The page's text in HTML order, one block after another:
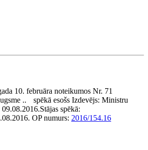
10. februāra noteikumos Nr. 71
..
spēkā esošs Izdevējs: Ministru
09.08.2016.Stājas spēkā:
OP numurs: 2016/154.16